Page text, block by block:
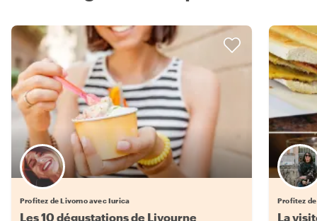
Profitez de Livorno avec Iurica
Les 10 dégustations de Livourne
Profitez
La